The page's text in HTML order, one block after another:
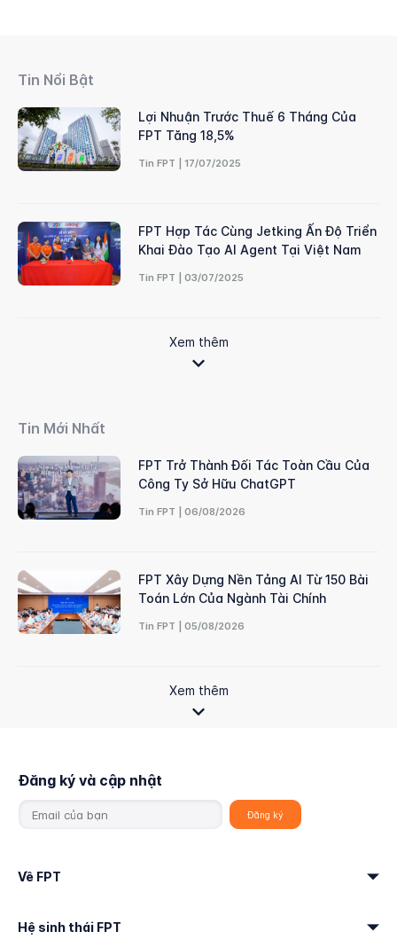
Tin Nổi Bật
Lợi Nhuận Trước Thuế 6 Tháng Của
FPT Tăng 18,5%
Tin FPT | 17/07/2025
FPT Hợp Tác Cùng Jetking Ấn Độ Triển
Khai Đào Tạo AI Agent Tại Việt Nam
Tin FPT | 03/07/2025
Xem thêm
Tin Mới Nhất
FPT Trở Thành Đối Tác Toàn Cầu Của
Công Ty Sở Hữu ChatGPT
Tin FPT | 06/08/2026
FPT Xây Dựng Nền Tảng AI Từ 150 Bài
Toán Lớn Của Ngành Tài Chính
Tin FPT | 05/08/2026
Xem thêm
Đăng ký và cập nhật
Về FPT
Hệ sinh thái FPT